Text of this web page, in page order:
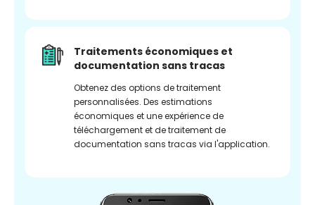
Traitements économiques et
documentation sans tracas
Obtenez des options de traitement
personnalisées. Des estimations
économiques et une expérience de
téléchargement et de traitement de
documentation sans tracas via l'application.